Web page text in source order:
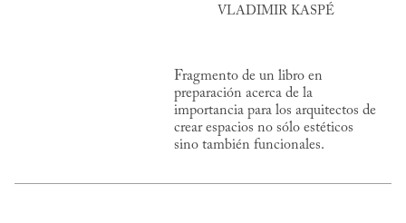
VLADIMIR KASPÉ
Fragmento de un libro en
preparación acerca de la
importancia para los arquitectos de
crear espacios no sólo estéticos
sino también funcionales.